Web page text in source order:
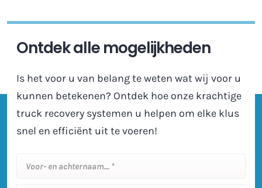
Ontdek alle mogelijkheden
Is het voor u van belang te weten wat wij voor u
kunnen betekenen? Ontdek hoe onze krachtige
truck recovery systemen u helpen om elke klus
snel en efficiënt uit te voeren!